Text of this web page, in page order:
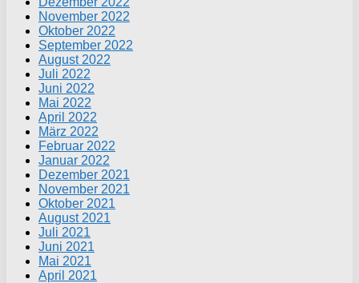
November 2022
Oktober 2022
September 2022
August 2022
Juli 2022
Juni 2022
Mai 2022
April 2022
März 2022
Februar 2022
Januar 2022
Dezember 2021
November 2021
Oktober 2021
August 2021
Juli 2021
Juni 2021
Mai 2021
April 2021